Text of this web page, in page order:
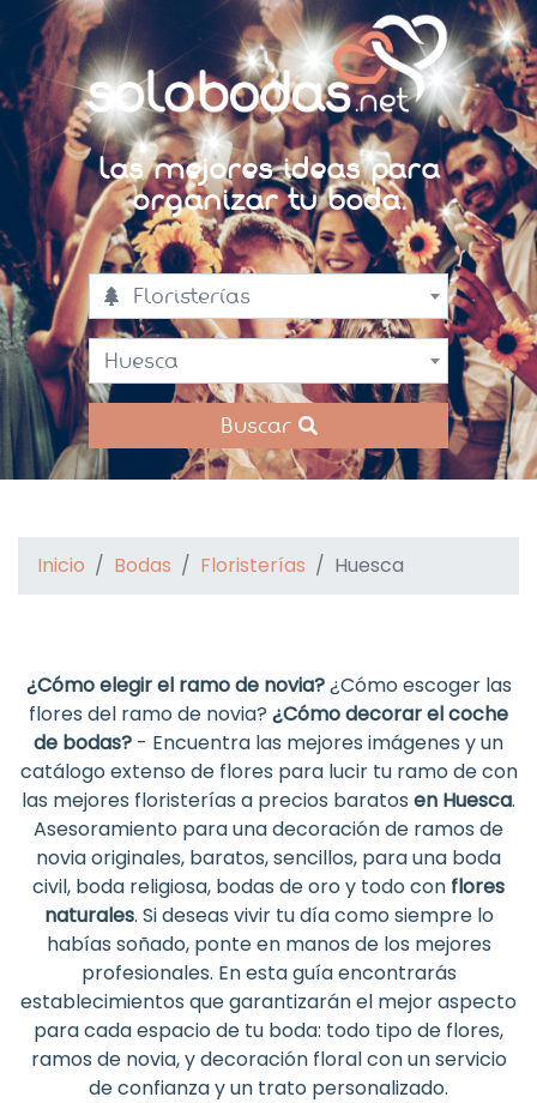
Las mejores ideas para
organizar tu boda.
Floristerías
Huesca
Buscar
Inicio Bodas Floristerías Huesca
¿Cómo elegir el ramo de novia?¿Cómo escoger las
flores del ramo de novia? ¿Cómo decorar el coche
de bodas? - Encuentra las mejores imágenes y un
catálogo extenso de flores para lucir tu ramo de con
las mejores floristerías a precios baratos en Huesca.
Asesoramiento para una decoración de ramos de
novia originales, baratos, sencillos, para una boda
civil, boda religiosa, bodas de oro y todo con flores
naturales. Si deseas vivir tu día como siempre lo
habías soñado, ponte en manos de los mejores
profesionales. En esta guía encontrarás
establecimientos que garantizarán el mejor aspecto
para cada espacio de tu boda: todo tipo de flores,
ramos de novia, y decoración floral con un servicio
de confianza y un trato personalizado.